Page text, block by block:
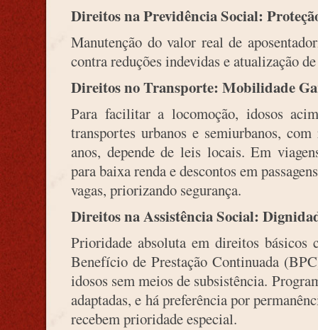
Direitos na Previdência Social:
Manutenção do valor real de
contra reduções indevidas e atualização
Direitos no Transporte: Mobilidade
Para facilitar a locomoção, idosos
transportes urbanos e semiurbanos,
anos, depende de leis locais. Em
para baixa renda e descontos em
vagas, priorizando segurança.
Direitos na Assistência Social:
Prioridade absoluta em direitos básicos
Benefício de Prestação Continuada
idosos sem meios de subsistência.
adaptadas, e há preferência por
recebem prioridade especial.